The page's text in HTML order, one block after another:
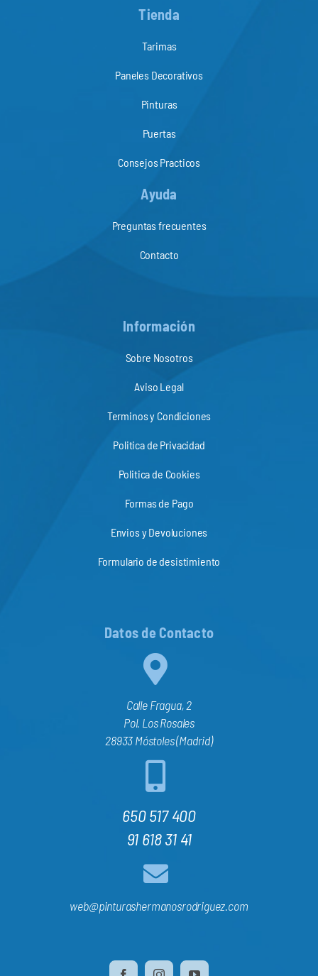
Tienda
Tarimas
Paneles Decorativos
Pinturas
Puertas
Consejos Practicos
Ayuda
Preguntas frecuentes
Contacto
Información
Sobre Nosotros
Aviso Legal
Terminos y Condiciones
Politica de Privacidad
Politica de Cookies
Formas de Pago
Envios y Devoluciones
Formulario de desistimiento
Datos de Contacto
Calle Fragua, 2
Pol. Los Rosales
28933 Móstoles (Madrid)
650 517 400
91 618 31 41
web@pinturashermanosrodriguez.com